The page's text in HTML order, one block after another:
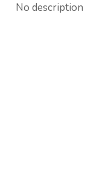
No description